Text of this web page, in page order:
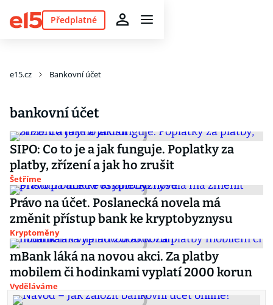
Předplatné
e15.cz Bankovní účet
bankovní účet
SIPO: Co to je a jak funguje. Poplatky za
platby, zřízení a jak ho zrušit
Šetříme
Právo na účet. Poslanecká novela má
změnit přístup bank ke kryptobyznysu
Kryptoměny
mBank láká na novou akci. Za platby
mobilem či hodinkami vyplatí 2000 korun
Vyděláváme